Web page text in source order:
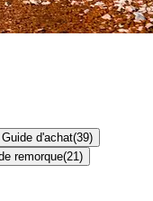
Guide d'achat(39)
remorque(21 )